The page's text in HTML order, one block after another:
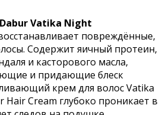
Dabur Vatika Night
повреждённые,
Содержит яичный протеин,
и касторового масла,
и придающие блеск
крем для волос Vatika
Cream глубоко проникает в